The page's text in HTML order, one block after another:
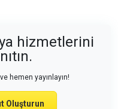
hizmetlerini
hemen yayınlayın!
Oluşturun